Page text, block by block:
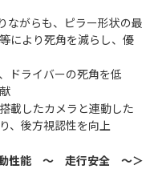
ながらも、ピラー形状の最
により死角を減らし、優
ドライバーの死角を低
載したカメラと連動した
、後方視認性を向上
動性能 ～ 走行安全 ～＞